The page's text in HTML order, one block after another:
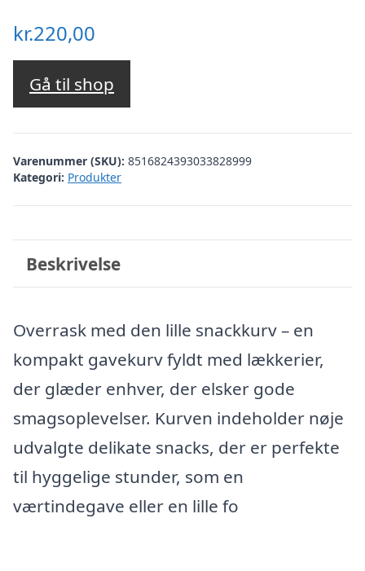
kr.220,00
Gå til shop
Varenummer (SKU): 8516824393033828999
Kategori: Produkter
Beskrivelse
Overrask med den lille snackkurv – en
kompakt gavekurv fyldt med lækkerier,
der glæder enhver, der elsker gode
smagsoplevelser. Kurven indeholder nøje
udvalgte delikate snacks, der er perfekte
til hyggelige stunder, som en
værtindegave eller en lille fo